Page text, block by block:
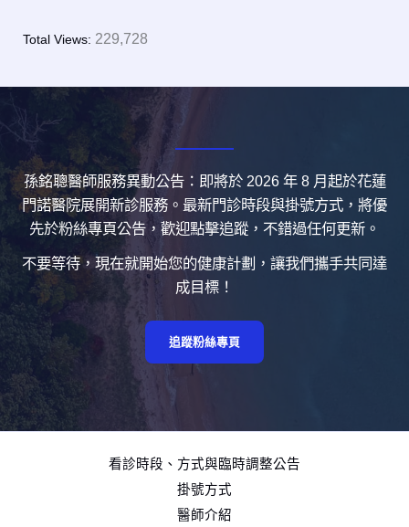
Total Views: 229,728
孫銘聰醫師服務異動公告：即將於 2026 年 8 月起於花蓮
門諾醫院展開新診服務。最新門診時段與掛號方式，將優
先於粉絲專頁公告，歡迎點擊追蹤，不錯過任何更新。
不要等待，現在就開始您的健康計劃，讓我們攜手共同達
成目標！
追蹤粉絲專頁
看診時段、方式與臨時調整公告
掛號方式
醫師介紹